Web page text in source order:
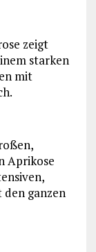
zeigt
starken
mit
Aprikose
ganzen